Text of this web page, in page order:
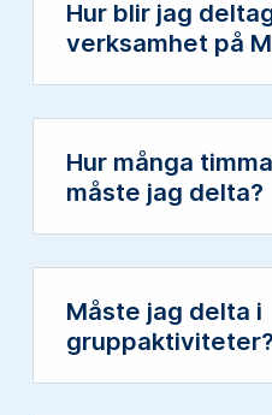
Hur blir jag
verksamhet på
Hur många
måste jag delta?
Måste jag delta i
gruppaktiviteter?